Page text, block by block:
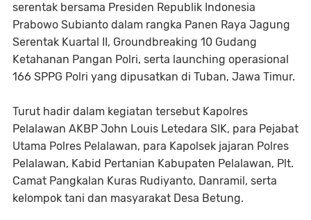
serentak bersama Presiden Republik Indonesia
Prabowo Subianto dalam rangka Panen Raya Jagung
Serentak Kuartal II, Groundbreaking 10 Gudang
Ketahanan Pangan Polri, serta launching operasional
166 SPPG Polri yang dipusatkan di Tuban, Jawa Timur.
Turut hadir dalam kegiatan tersebut Kapolres
Pelalawan AKBP John Louis Letedara SIK, para Pejabat
Utama Polres Pelalawan, para Kapolsek jajaran Polres
Pelalawan, Kabid Pertanian Kabupaten Pelalawan, Plt.
Camat Pangkalan Kuras Rudiyanto, Danramil, serta
kelompok tani dan masyarakat Desa Betung.